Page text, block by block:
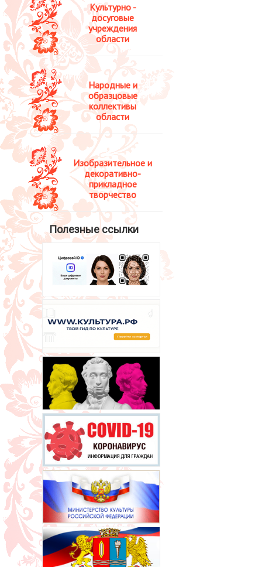
Культурно -
досуговые
учреждения
области
Народные и
образцовые
коллективы
области
Изобразительное и
декоративно-
прикладное
творчество
Полезные ссылки